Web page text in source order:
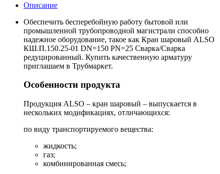
Описание
Обеспечить бесперебойную работу бытовой или
промышленной трубопроводной магистрали способно
надежное оборудование, такое как Кран шаровый ALSO
КШ.П.150.25-01 DN=150 PN=25 Сварка/Сварка
редуцированный. Купить качественную арматуру
приглашаем в Трубмаркет.
Особенности продукта
Продукция ALSO – кран шаровый – выпускается в
нескольких модификациях, отличающихся:
по виду транспортируемого вещества:
жидкость;
газ;
комбинированная смесь;